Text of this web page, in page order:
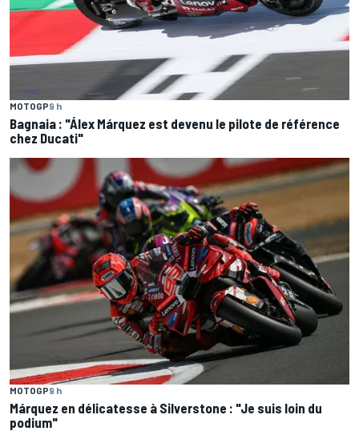
MOTOGP9 h
Bagnaia : "Álex Márquez est devenu le pilote de référence
chez Ducati"
MOTOGP9 h
Márquez en délicatesse à Silverstone : "Je suis loin du
podium"